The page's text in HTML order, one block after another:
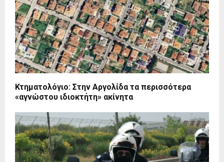
Κτηματολόγιο: Στην Αργολίδα τα περισσότερα
«αγνώστου ιδιοκτήτη» ακίνητα